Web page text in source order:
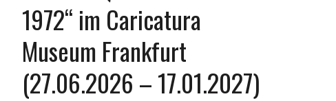
1972“ im Caricatura
Museum Frankfurt
(27.06.2026 – 17.01.2027)